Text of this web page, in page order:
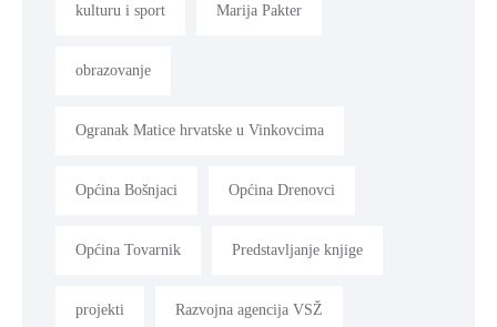
kulturu i sport Marija Pakter
obrazovanje
Ogranak Matice hrvatske u Vinkovcima
Općina Bošnjaci Općina Drenovci
Općina Tovarnik Predstavljanje knjige
projekti Razvojna agencija VSŽ